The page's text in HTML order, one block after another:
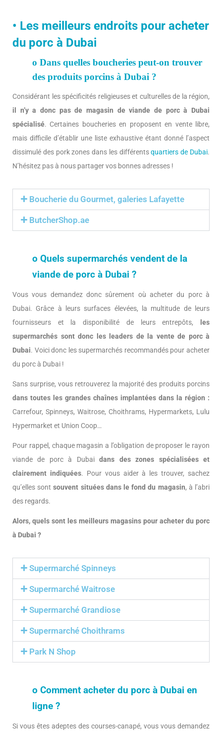
• Les meilleurs endroits pour acheter
du porc à Dubai
o Dans quelles boucheries peut-on trouver
des produits porcins à Dubai ?
Considérant les spécificités religieuses et culturelles de la région,
il n’y a donc pas de magasin de viande de porc à Dubai
spécialisé. Certaines boucheries en proposent en vente libre,
mais difficile d’établir une liste exhaustive étant donné l’aspect
dissimulé des pork zones dans les différentsquartiers de Dubai.
N’hésitez pas à nous partager vos bonnes adresses !
Boucherie du Gourmet, galeries Lafayette
ButcherShop.ae
o Quels supermarchés vendent de la
viande de porc à Dubai ?
Vous vous demandez donc sûrement où acheter du porc à
Dubai. Grâce à leurs surfaces élevées, la multitude de leurs
fournisseurs et la disponibilité de leurs entrepôts, les
supermarchés sont donc les leaders de la vente de porc à
Dubai. Voici donc les supermarchés recommandés pour acheter
du porc à Dubai !
Sans surprise, vous retrouverez la majorité des produits porcins
dans toutes les grandes chaînes implantées dans la région :
Carrefour, Spinneys, Waitrose, Choithrams, Hypermarkets, Lulu
Hypermarket et Union Coop…
Pour rappel, chaque magasin a l’obligation de proposer le rayon
viande de porc à Dubaidans des zones spécialisées et
clairement indiquées. Pour vous aider à les trouver, sachez
qu’elles sontsouvent situées dans le fond du magasin, à l’abri
des regards.
Alors, quels sont les meilleurs magasins pour acheter du porc
à Dubai ?
Supermarché Spinneys
Supermarché Waitrose
Supermarché Grandiose
Supermarché Choithrams
Park N Shop
o Comment acheter du porc à Dubai en
ligne ?
Si vous êtes adeptes des courses-canapé, vous vous demandez